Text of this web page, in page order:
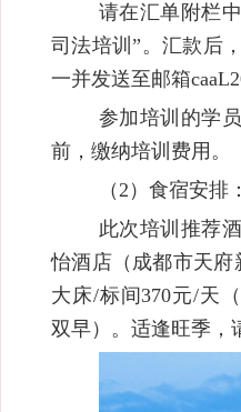
请在汇单附栏
司法培训”。汇款后
一并发送至邮箱
参加培训的学
前，缴纳培训费用。
（2）食宿安排
此次培训推荐
怡酒店（成都市天府
大床/标间370元/天
双早）。适逢旺季，